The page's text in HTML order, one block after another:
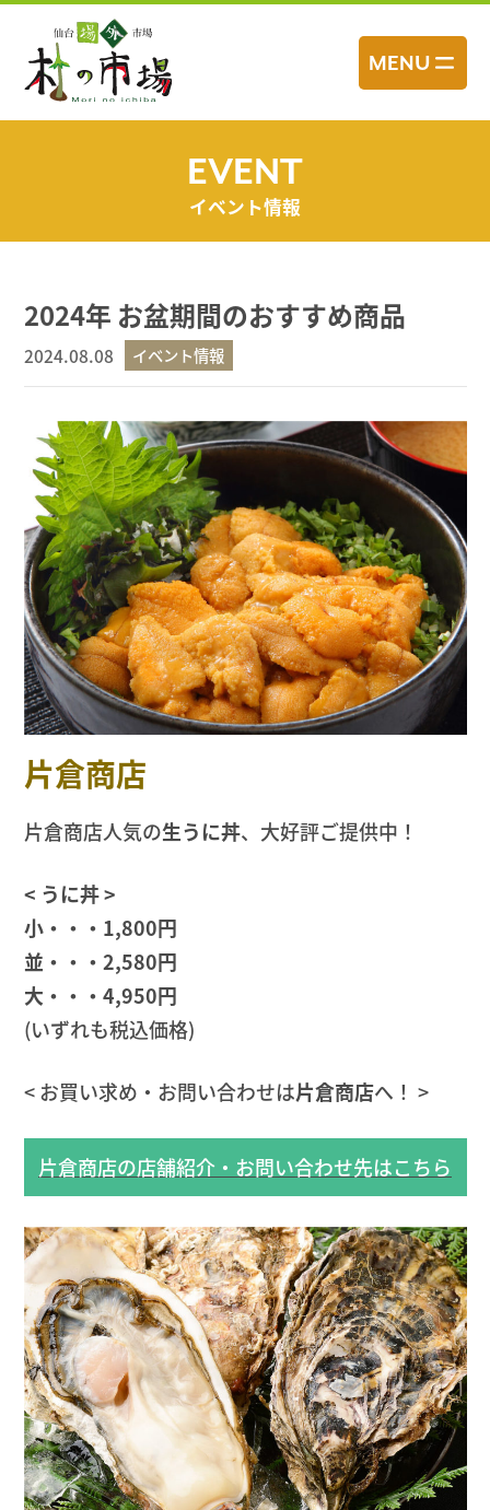
ッ
MENU
EVENT
イベント情報
2024年 お盆期間のおすすめ商品
2024.08.08 イベント情報
片倉商店
片倉商店人気の生うに丼、大好評ご提供中！
< うに丼 >
小・・・1,800円
並・・・2,580円
大・・・4,950円
(いずれも税込価格)
< お買い求め・お問い合わせは片倉商店へ！ >
片倉商店の店舗紹介・お問い合わせ先はこちら